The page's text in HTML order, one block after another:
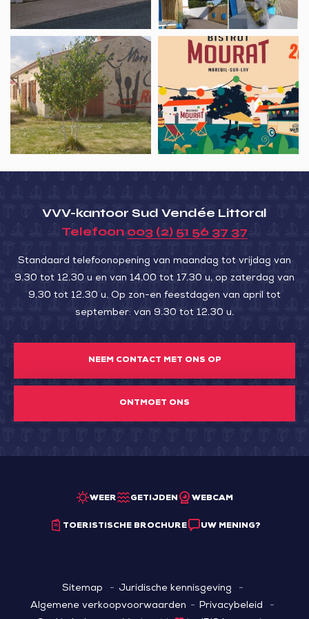
Les
Viviers
d’Arçay
Restaurant
La
Mère
Élotine
Bistrot
Mourat
VVV-kantoor Sud Vendée Littoral
Telefoon 003 (2) 51 56 37 37
Standaard telefoonopening van maandag tot vrijdag van
9.30 tot 12.30 u en van 14.00 tot 17.30 u, op zaterdag van
9.30 tot 12.30 u. Op zon-en feestdagen van april tot
september: van 9.30 tot 12.30 u.
NEEM CONTACT MET ONS OP
ONTMOET ONS
WEER GETIJDEN WEBCAM
TOERISTISCHE BROCHURE UW MENING?
Sitemap
Juridische kennisgeving
Algemene verkoopvoorwaarden
Privacybeleid